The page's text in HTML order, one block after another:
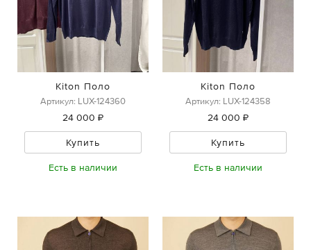
Kiton Поло
Артикул: LUX-124360
24 000 ₽
Купить
Есть в наличии
Kiton Поло
Артикул: LUX-124358
24 000 ₽
Купить
Есть в наличии